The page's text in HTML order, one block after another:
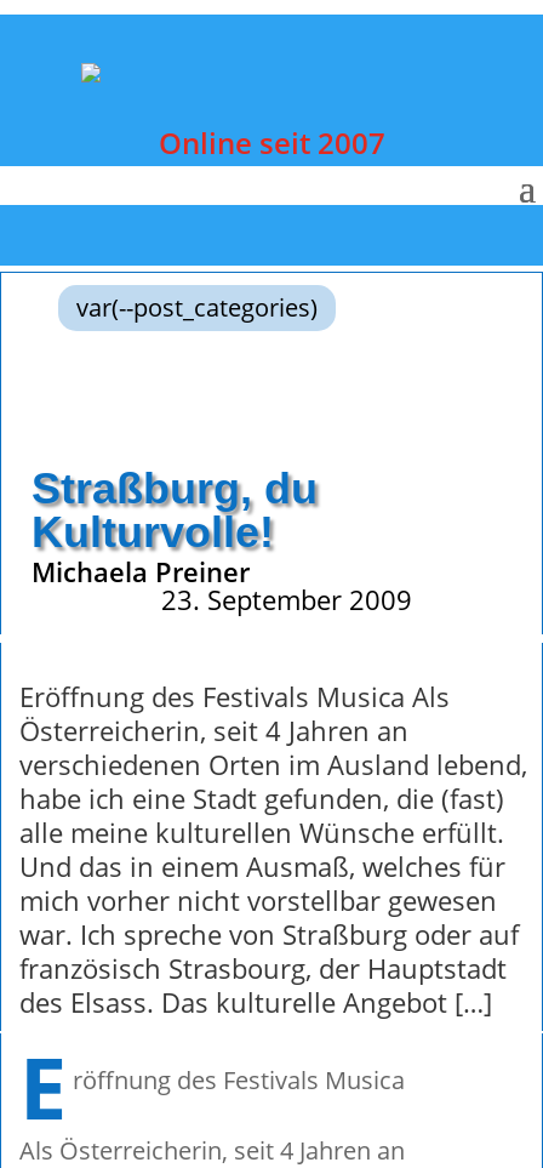
Online seit 2007
var(--post_categories)
Straßburg, du
Kulturvolle!
Michaela Preiner
23. September 2009
Eröffnung des Festivals Musica Als
Österreicherin, seit 4 Jahren an
verschiedenen Orten im Ausland lebend,
habe ich eine Stadt gefunden, die (fast)
alle meine kulturellen Wünsche erfüllt.
Und das in einem Ausmaß, welches für
mich vorher nicht vorstellbar gewesen
war. Ich spreche von Straßburg oder auf
französisch Strasbourg, der Hauptstadt
des Elsass. Das kulturelle Angebot […]
E röffnung des Festivals Musica
Als Österreicherin, seit 4 Jahren an